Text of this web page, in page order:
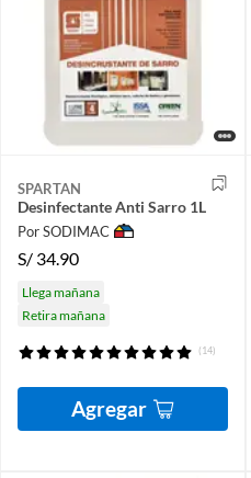
SPARTAN
Desinfectante Anti Sarro 1L
Por SODIMAC
S/ 34.90
Llega mañana
Retira mañana
(14)
Agregar